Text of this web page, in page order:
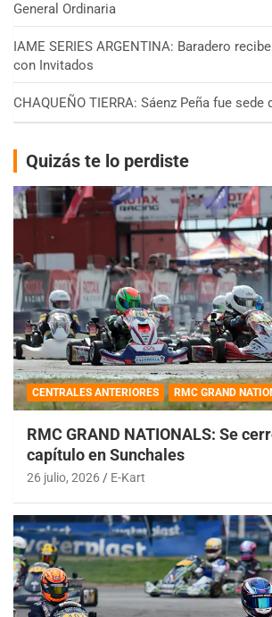
General Ordinaria
IAME SERIES ARGENTINA: Baradero
con Invitados
CHAQUEÑO TIERRA: Sáenz Peña fue
Quizás te lo perdiste
CENTRALES ANTERIORES RMC GRAND
RMC GRAND NATIONALS: Se
capítulo en Sunchales
26 julio, 2026 E-Kart